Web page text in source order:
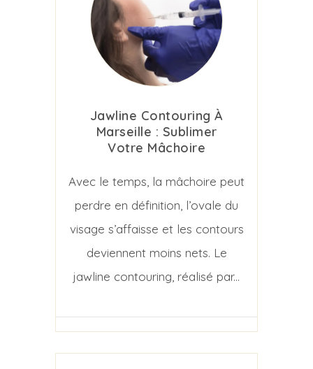
Jawline Contouring À
Marseille : Sublimer
Votre Mâchoire
Avec le temps, la mâchoire peut
perdre en définition, l’ovale du
visage s’affaisse et les contours
deviennent moins nets. Le
jawline contouring, réalisé par...